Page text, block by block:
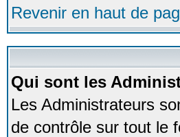
Revenir en haut de
Qui sont les
Les Administrateurs
de contrôle sur tout le